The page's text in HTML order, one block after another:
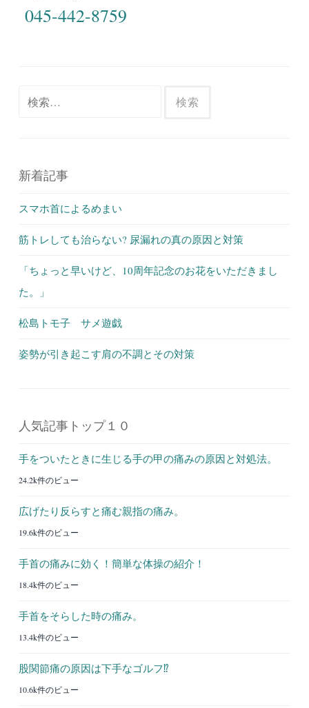
045-442-8759
新着記事
スマホ首によるめまい
筋トレしても治らない? 尿漏れの真の原因と対策
「ちょっと早いけど、10周年記念のお花をいただきまし
た。」
松島トモ子 サメ遊戯
姿勢が引き起こす肩の不調とその対策
人気記事トップ１０
手をついたときに生じる手の甲の痛みの原因と対処法。
24.2k件のビュー
広げたり反らすと痛む親指の痛み。
19.6k件のビュー
手首の痛みに効く！簡単な体操の紹介！
18.4k件のビュー
手首をそらした時の痛み。
13.4k件のビュー
股関節痛の原因は下手なゴルフ⁉︎
10.6k件のビュー